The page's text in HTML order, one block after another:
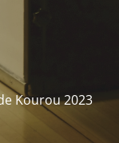
Kourou 2023